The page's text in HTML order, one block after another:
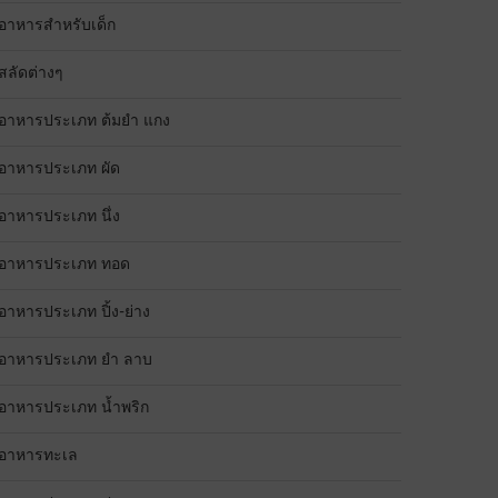
าหารสำหรับเด็ก
ลัดต่างๆ
าหารประเภท ต้มยำ แกง
าหารประเภท ผัด
าหารประเภท นึ่ง
าหารประเภท ทอด
าหารประเภท ปิ้ง-ย่าง
าหารประเภท ยำ ลาบ
าหารประเภท น้ำพริก
าหารทะเล